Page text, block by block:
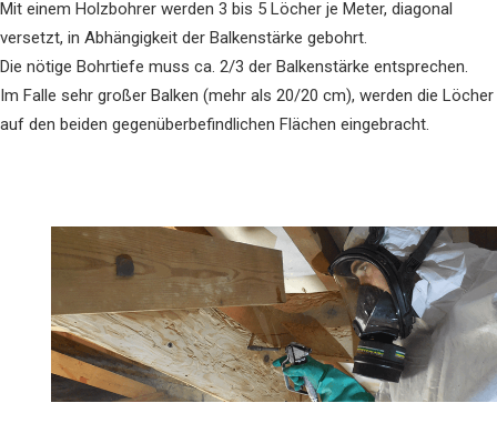
Mit einem Holzbohrer werden 3 bis 5 Löcher je Meter, diagonal
versetzt, in Abhängigkeit der Balkenstärke gebohrt.
Die nötige Bohrtiefe muss ca. 2/3 der Balkenstärke entsprechen.
Im Falle sehr großer Balken (mehr als 20/20 cm), werden die Löcher
auf den beiden gegenüberbefindlichen Flächen eingebracht.